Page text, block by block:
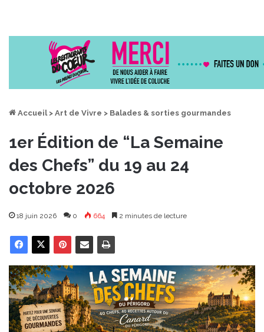
Accueil > Art de Vivre > Balades & sorties gourmandes
1er Édition de “La Semaine
des Chefs” du 19 au 24
octobre 2026
18 juin 2026 0 664 2 minutes de lecture